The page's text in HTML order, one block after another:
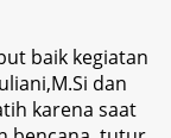
baik kegiatan
ni,M.Si dan
karena saat